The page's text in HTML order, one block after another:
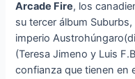
Arcade Fire, los
su tercer álbum
imperio
(Teresa Jimeno y Luis
confianza que tienen en